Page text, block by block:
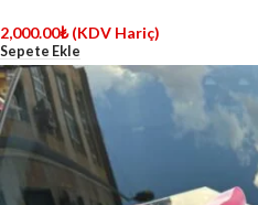
2,000.00₺ (KDV Hariç)
Sepete Ekle